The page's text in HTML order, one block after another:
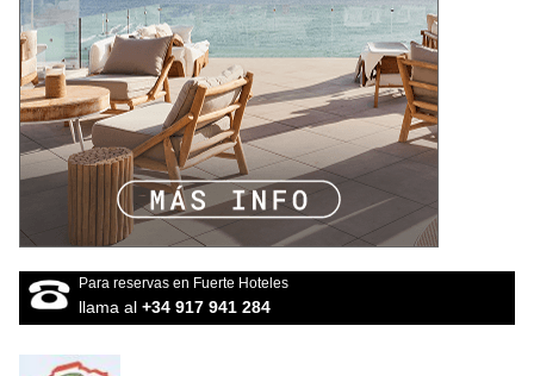
Para reservas en Fuerte Hoteles
llama al +34 917 941 284